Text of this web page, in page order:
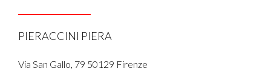
PIERACCINI PIERA
Via San Gallo, 79 50129 Firenze